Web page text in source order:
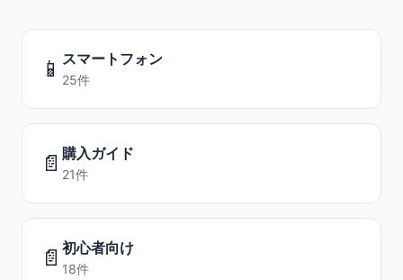
📱 スマートフォン
25件
📄 購入ガイド
21件
📄 初心者向け
18件